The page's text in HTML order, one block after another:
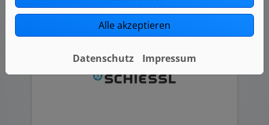
Alle akzeptieren
Datenschutz Impressum